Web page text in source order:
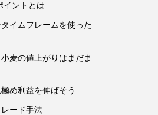
イントとは
イムフレームを使った
麦の値上がりはまだま
め利益を伸ばそう
ード手法